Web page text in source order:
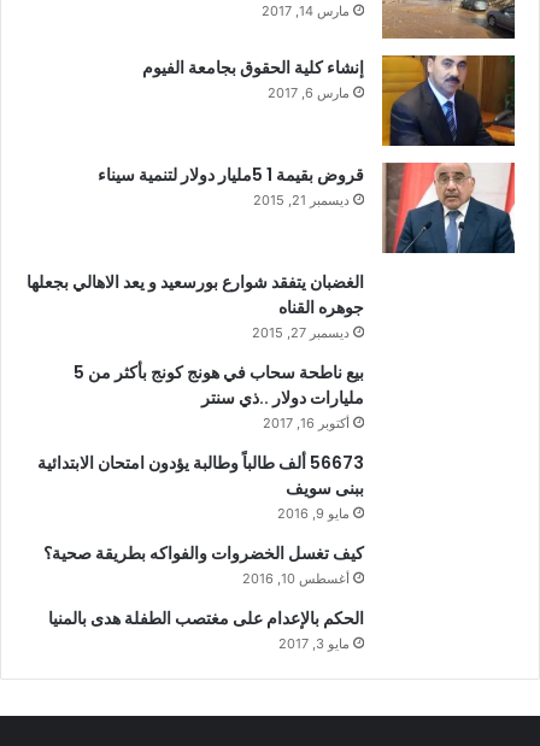
مارس 14, 2017
إنشاء كلية الحقوق بجامعة الفيوم
مارس 6, 2017
قروض بقيمة 1 5مليار دولار لتنمية سيناء
ديسمبر 21, 2015
الغضبان يتفقد شوارع بورسعيد و يعد الاهالي بجعلها
جوهره القناه
ديسمبر 27, 2015
بيع ناطحة سحاب في هونج كونج بأكثر من 5
مليارات دولار ..ذي سنتر
أكتوبر 16, 2017
56673 ألف طالباً وطالبة يؤدون امتحان الابتدائية
ببنى سويف
مايو 9, 2016
كيف تغسل الخضروات والفواكه بطريقة صحية؟
أغسطس 10, 2016
الحكم بالإعدام على مغتصب الطفلة هدى بالمنيا
مايو 3, 2017